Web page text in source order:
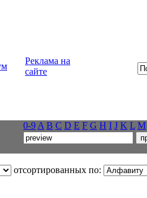
Реклама на
сайте
0-9 A B C D E F G H I J K L M
отсортированных по: